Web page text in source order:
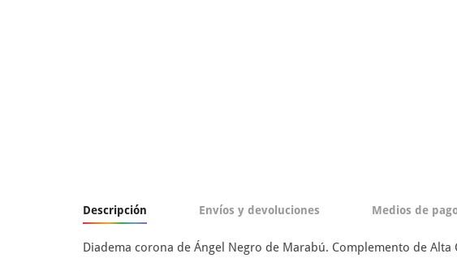
Descripción Envíos y devoluciones Medios de
Diadema corona de Ángel Negro de Marabú. Complemento de